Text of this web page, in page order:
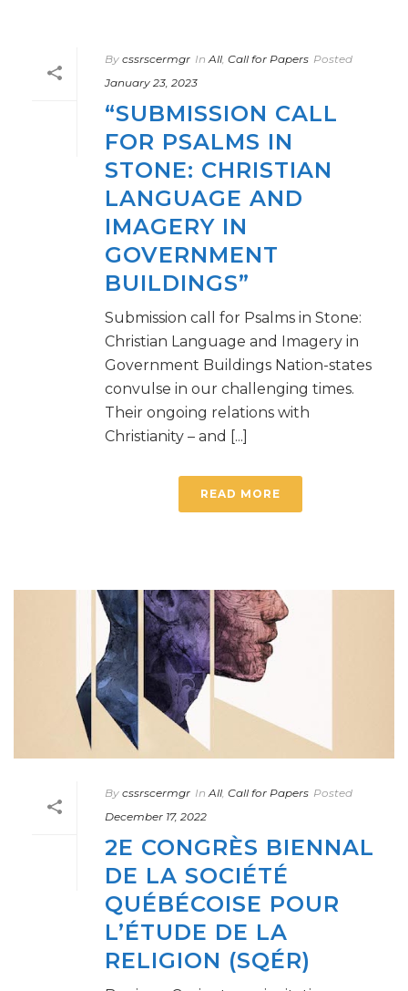
By cssrscermgr In All, Call for Papers Posted
January 23, 2023
“SUBMISSION CALL
FOR PSALMS IN
STONE: CHRISTIAN
LANGUAGE AND
IMAGERY IN
GOVERNMENT
BUILDINGS”
Submission call for Psalms in Stone:
Christian Language and Imagery in
Government Buildings Nation-states
convulse in our challenging times.
Their ongoing relations with
Christianity – and [...]
READ MORE
By cssrscermgr In All Call for Papers Posted
December 17, 2022
2E CONGRÈS BIENNAL
DE LA SOCIÉTÉ
QUÉBÉCOISE POUR
L’ÉTUDE DE LA
RELIGION (SQÉR)